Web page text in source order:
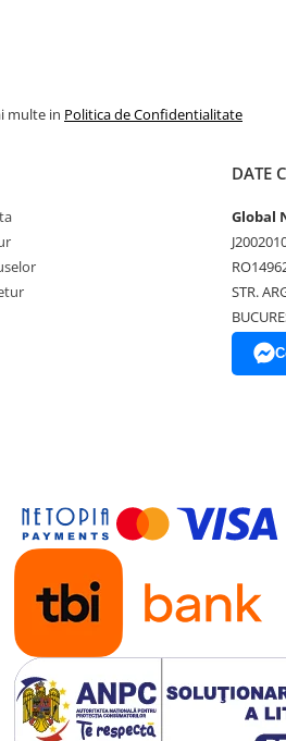
multe in Politica de Confidentialitate
DATE
Global
STR.